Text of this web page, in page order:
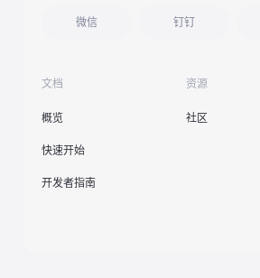
微信 钉钉
文档
概览
快速开始
开发者指南
资源
社区